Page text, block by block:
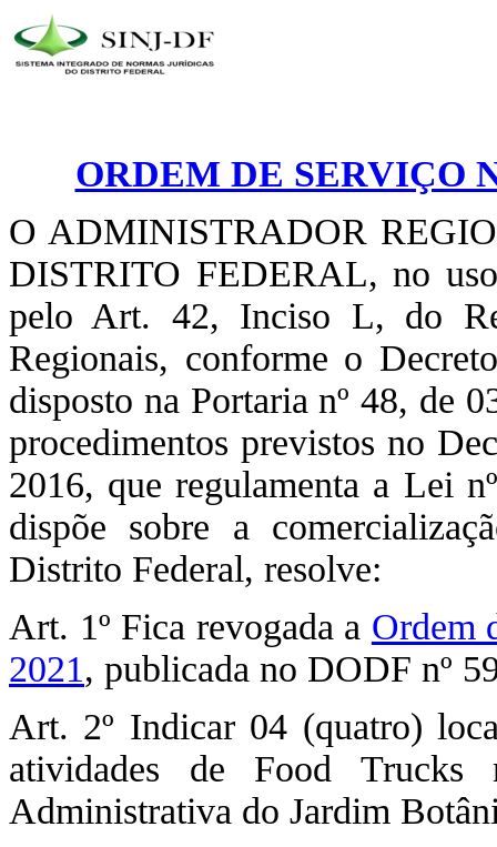
ORDEM DE SERVIÇO
O ADMINISTRADOR
DISTRITO FEDERAL, no
pelo Art. 42, Inciso L, do
Regionais, conforme o
disposto na Portaria nº 48, de
procedimentos previstos no
2016, que regulamenta a Lei
dispõe sobre a
Distrito Federal, resolve:
Art. 1º Fica revogada a Ordem
2021, publicada no DODF nº
Art. 2º Indicar 04 (quatro)
atividades de Food Trucks
Administrativa do Jardim